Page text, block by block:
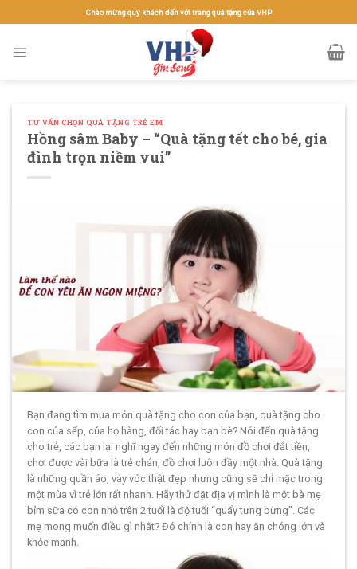
to
Chào mừng quý khách đến với trang quà tặng của VHP
TƯ VẤN CHỌN QUÀ TẶNG TRẺ EM
Hồng sâm Baby – “Quà tặng tết cho bé, gia
đình trọn niềm vui”
Bạn đang tìm mua món quà tặng cho con của bạn, quà tặng cho
con của sếp, của họ hàng, đối tác hay bạn bè? Nói đến quà tặng
cho trẻ, các bạn lại nghĩ ngay đến những món đồ chơi đắt tiền,
chơi được vài bữa là trẻ chán, đồ chơi luôn đầy một nhà. Quà tặng
là những quần áo, váy vóc thật đẹp nhưng cũng sẽ chỉ mặc trong
một mùa vì trẻ lớn rất nhanh. Hãy thử đặt địa vị mình là một bà mẹ
bỉm sữa có con nhỏ trên 2 tuổi là độ tuổi “quẩy tưng bừng”. Các
mẹ mong muốn điều gì nhất? Đó chính là con hay ăn chóng lớn và
khỏe mạnh.